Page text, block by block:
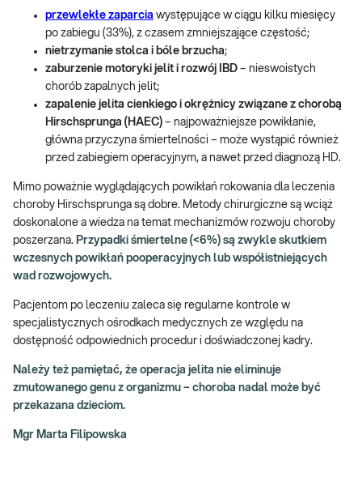
przewlekłe zaparcia występujące w ciągu kilku miesięcy
po zabiegu (33%), z czasem zmniejszające częstość;
nietrzymanie stolca i bóle brzucha;
zaburzenie motoryki jelit i rozwój IBD – nieswoistych
chorób zapalnych jelit;
zapalenie jelita cienkiego i okrężnicy związane z chorobą
Hirschsprunga (HAEC) – najpoważniejsze powikłanie,
główna przyczyna śmiertelności – może wystąpić również
przed zabiegiem operacyjnym, a nawet przed diagnozą HD.
Mimo poważnie wyglądających powikłań rokowania dla leczenia
choroby Hirschsprunga są dobre. Metody chirurgiczne są wciąż
doskonalone a wiedza na temat mechanizmów rozwoju choroby
poszerzana. Przypadki śmiertelne (<6%) są zwykle skutkiem
wczesnych powikłań pooperacyjnych lub współistniejących
wad rozwojowych.
Pacjentom po leczeniu zaleca się regularne kontrole w
specjalistycznych ośrodkach medycznych ze względu na
dostępność odpowiednich procedur i doświadczonej kadry.
Należy też pamiętać, że operacja jelita nie eliminuje
zmutowanego genu z organizmu – choroba nadal może być
przekazana dzieciom.
Mgr Marta Filipowska